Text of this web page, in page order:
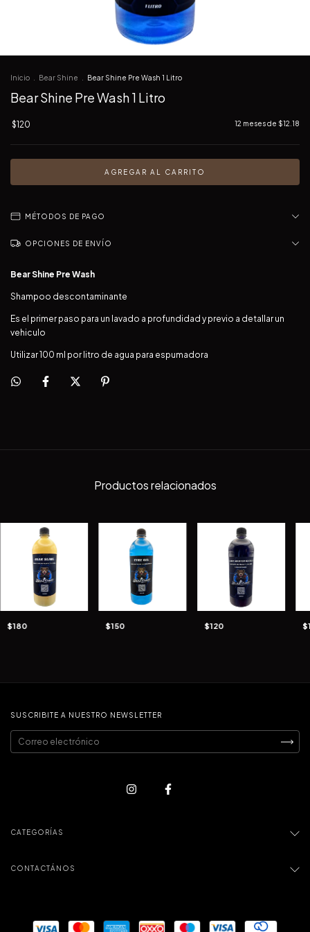
Inicio Bear Shine Bear Shine Pre Wash 1 Litro
Bear Shine Pre Wash 1 Litro
$120 12 meses de $12.18
MÉTODOS DE PAGO
OPCIONES DE ENVÍO
Bear Shine Pre Wash
Shampoo descontaminante
Es el primer paso para un lavado a profundidad y previo a detallar un
vehiculo
Utilizar 100 ml por litro de agua para espumadora
Productos relacionados
$180 $150 $120
SUSCRIBITE A NUESTRO NEWSLETTER
CATEGORÍAS
CONTACTÁNOS